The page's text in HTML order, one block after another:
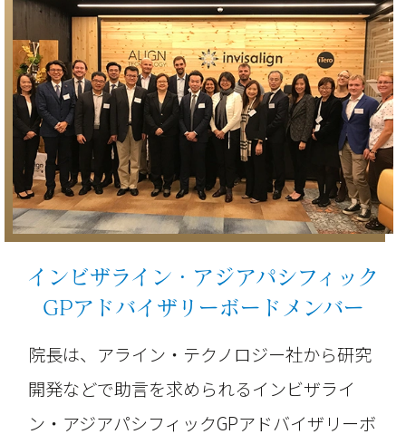
インビザライン・アジアパシフィック
GPアドバイザリーボードメンバー
院長は、アライン・テクノロジー社から研究
開発などで助言を求められるインビザライ
ン・アジアパシフィックGPアドバイザリーボ